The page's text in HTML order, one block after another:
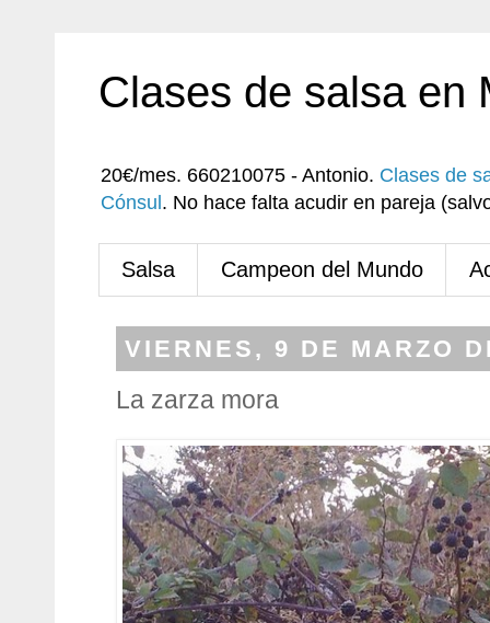
Clases de salsa en
20€/mes. 660210075 - Antonio. Clases de
Cónsul . No hace falta acudir en pareja
Salsa Campeon del Mundo
VIERNES, 9 DE MARZO
La zarza mora